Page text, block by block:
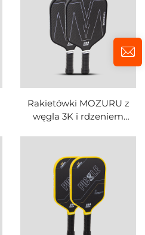
Rakietówki MOZURU z
węgla 3K i rdzeniem